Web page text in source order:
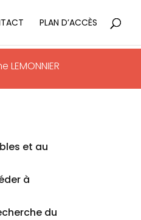
PLAN D’ACCÈS
LEMONNIER
et au
à
du